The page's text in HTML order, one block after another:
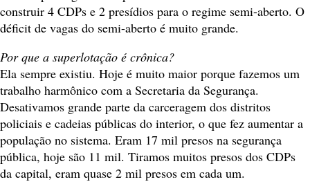
construir 4 CDPs e 2 presídios para o regime semi-aberto. O
déficit de vagas do semi-aberto é muito grande.
Por que a superlotação é crônica?
Ela sempre existiu. Hoje é muito maior porque fazemos um
trabalho harmônico com a Secretaria da Segurança.
Desativamos grande parte da carceragem dos distritos
policiais e cadeias públicas do interior, o que fez aumentar a
população no sistema. Eram 17 mil presos na segurança
pública, hoje são 11 mil. Tiramos muitos presos dos CDPs
da capital, eram quase 2 mil presos em cada um.